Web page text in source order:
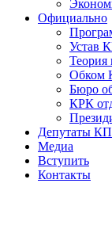
Официально
Устав
Теория
Обком
Бюро
КРК
Депутаты
Медиа
Вступить
Контакты